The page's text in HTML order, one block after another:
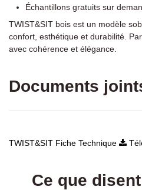
Échantillons gratuits sur
TWIST&SIT bois est un modèle
confort, esthétique et durabilité.
avec cohérence et élégance.
Documents
TWIST&SIT Fiche Technique
Ce que